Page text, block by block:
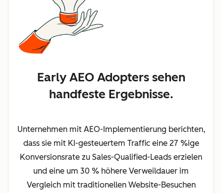
Early AEO Adopters sehen
handfeste Ergebnisse.
Unternehmen mit AEO-Implementierung berichten,
dass sie mit KI-gesteuertem Traffic eine 27 %ige
Konversionsrate zu Sales-Qualified-Leads erzielen
und eine um 30 % höhere Verweildauer im
Vergleich mit traditionellen Website-Besuchen